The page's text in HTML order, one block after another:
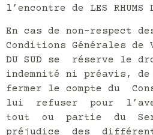
l’encontre de LES RHUMS
En cas de non-respect
Conditions Générales de
DU SUD se réserve le
indemnité ni préavis, de
fermer le compte du
lui refuser pour
tout ou partie du
préjudice des